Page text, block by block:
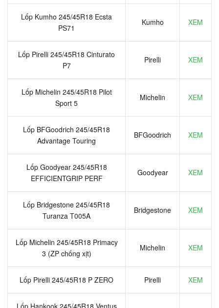
Lốp Kumho 245/45R18 Ecsta
PS71
Kumho XEM
Lốp Pirelli 245/45R18 Cinturato
P7
Pirelli XEM
Lốp Michelin 245/45R18 Pilot
Sport 5
Michelin XEM
Lốp BFGoodrich 245/45R18
Advantage Touring
BFGoodrich XEM
Lốp Goodyear 245/45R18
EFFICIENTGRIP PERF
Goodyear XEM
Lốp Bridgestone 245/45R18
Turanza T005A
Bridgestone XEM
Lốp Michelin 245/45R18 Primacy
3 (ZP chống xịt)
Michelin XEM
Lốp Pirelli 245/45R18 P ZERO Pirelli XEM
Lốp Hankook 245/45R18 Ventus